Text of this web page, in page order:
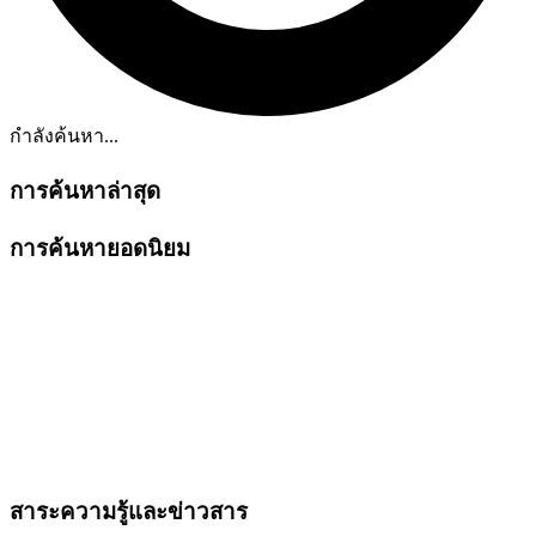
กำลังค้นหา...
การค้นหาล่าสุด
การค้นหายอดนิยม
สาระความรู้และข่าวสาร